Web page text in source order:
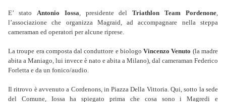
E’ stato Antonio Iossa, presidente delTriathlon Team Pordenone,
l’associazione che organizza Magraid, ad accompagnare nella steppa
cameraman ed operatori per alcune riprese.
La troupe era composta dal conduttore e biologoVincenzo Venuto (la madre
abita a Maniago, lui invece è nato e abita a Milano), dal cameraman Federico
Forletta e da un fonico/audio.
Il ritrovo è avvenuto a Cordenons, in Piazza Della Vittoria. Qui, sotto la sede
del Comune, Iossa ha spiegato prima che cosa sono i Magredi e